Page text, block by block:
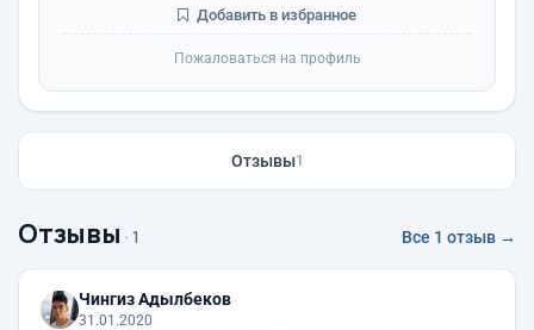
Добавить в избранное
Пожаловаться на профиль
Отзывы1
Отзывы · 1 Все 1 отзыв →
Чингиз Адылбеков
31.01.2020